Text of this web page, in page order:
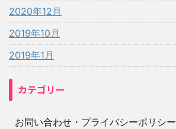
2020年12月
2019年10月
2019年1月
カテゴリー
お問い合わせ・プライバシーポリシー